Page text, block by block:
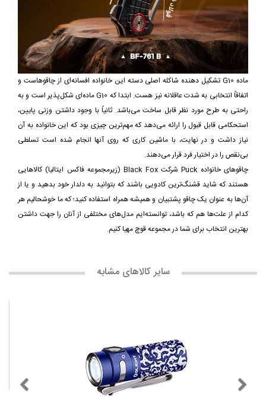
ماده G10 تشکیل دهنده شاکله اصلی دسته این خانواده افسانه‌ای از چاقوهاست و
اتفاقاً انتخابی به شدت عاقلانه نیز هست. ابتدا که G10 ماده‌ای شکل‌پذیر است و به
راحتی به طرح مورد نظر قابل ساخت می‌باشد. ثانیاً با وجود داشتن وزنی پایین،
استحکامی قابل قبول را ارائه می‌دهد که مهم‌ترین چیزی بود که این خانواده به آن
نیاز داشت و در نهایت، با ماشین کاری که روی آنها انجام شده است تسلطی
بی‌نقص را در اختیار فرد قرار می‌دهند.
چاقوهای خانواده Puck شرکت Black Fox (زیرمجموعه فاکس ایتالیا) کالاهایی
هستند که شاید قشنگ‌ترین کادویی باشند که بتوانید به دلدار خود بدهید و یا از
آن‌ها به عنوان یک چاقو پشتبیان و همیشه همراه استفاده کنید؛ که ما خوشحالیم هر
کدام از علت‌ها هم که باشد، توانسته‌ایم مدل‌های مختلفی از آنان را جهت داشتن
بهترین انتخاب برای شما در مجموعه قوچ مهیا کنیم.
سایر کالاهای مشابه